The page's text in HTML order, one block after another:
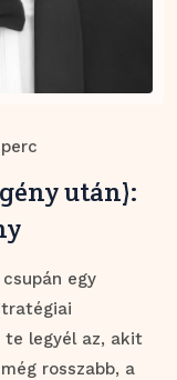
után):
egy
te legyél az, akit
rosszabb, a